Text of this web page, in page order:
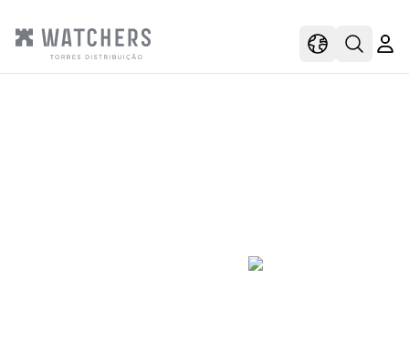
viewOpen